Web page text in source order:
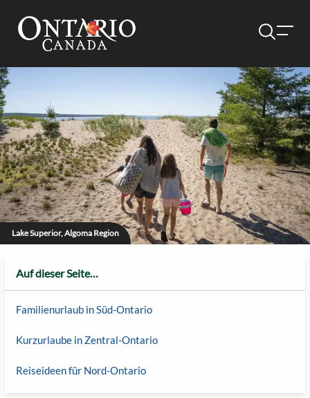
Lake Superior, Algoma Region
Auf dieser Seite…
Familienurlaub in Süd-Ontario
Kurzurlaube in Zentral-Ontario
Reiseideen für Nord-Ontario